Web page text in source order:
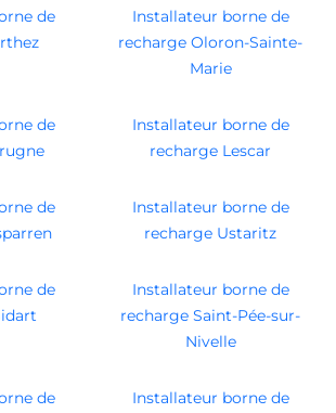
de
Installateur borne de
recharge Oloron-Sainte-
Marie
de
Installateur borne de
recharge Lescar
de
Installateur borne de
recharge Ustaritz
de
Installateur borne de
recharge Saint-Pée-sur-
Nivelle
de
Installateur borne de